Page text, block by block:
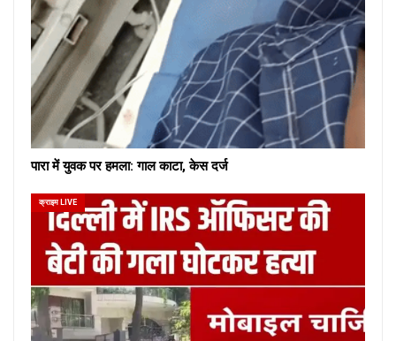
पारा में युवक पर हमला: गाल काटा, केस दर्ज
क्राइम LIVE